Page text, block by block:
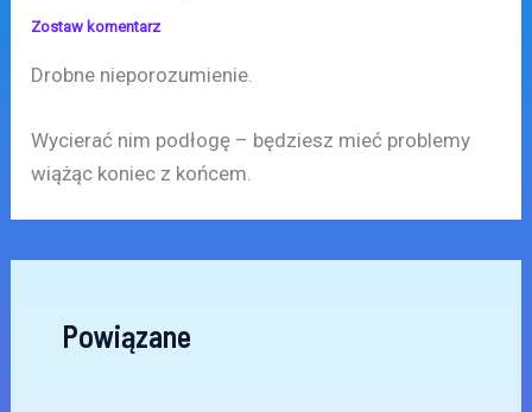
Zostaw komentarz
Drobne nieporozumienie.
Wycierać nim podłogę – będziesz mieć problemy
wiążąc koniec z końcem.
Powiązane